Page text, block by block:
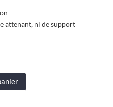
attenant, ni de support